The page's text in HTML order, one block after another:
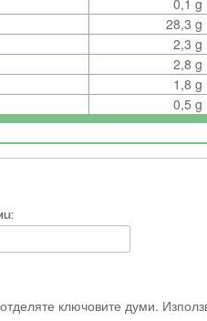
0,1 g
28,3 g
2,3 g
2,8 g
1,8 g
0,5 g
ключовите думи.